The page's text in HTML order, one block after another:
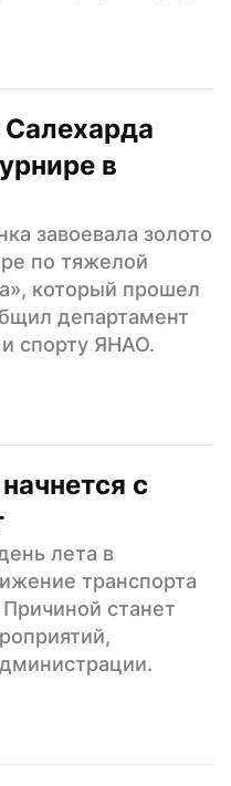
в
завоевала золото
по тяжелой
который прошел
департамент
спорту ЯНАО.
с
лета в
транспорта
Причиной станет